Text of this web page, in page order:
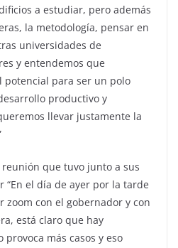
a estudiar, pero además
la metodología, pensar en
universidades de
y entendemos que
potencial para ser un polo
productivo y
llevar justamente la
que tuvo junto a sus
“En el día de ayer por la tarde
con el gobernador y con
está claro que hay
más casos y eso